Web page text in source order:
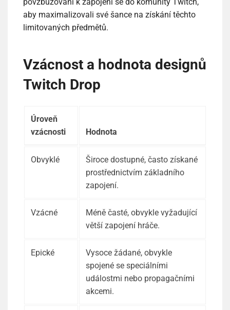
aby maximalizovali své šance na získání těchto
limitovaných předmětů.
Vzácnost a hodnota designů
Twitch Drop
Úroveň
vzácnosti
Hodnota
Obvyklé
Široce dostupné, často získané
prostřednictvím základního
zapojení.
Vzácné
Méně časté, obvykle vyžadující
větší zapojení hráče.
Epické
Vysoce žádané, obvykle
spojené se speciálními
událostmi nebo propagačními
akcemi.